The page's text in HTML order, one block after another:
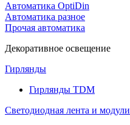
Автоматика OptiDin
Автоматика разное
Прочая автоматика
Декоративное освещение
Гирлянды
Гирлянды TDM
Светодиодная лента и модули